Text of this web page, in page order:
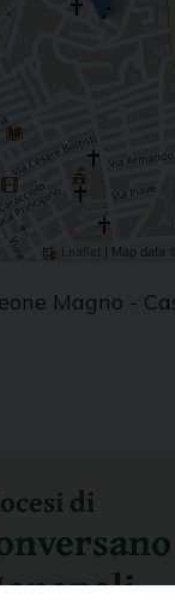
Leaflet | Map data ©
Magno -
di